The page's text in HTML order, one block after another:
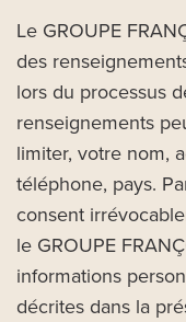
Le GROUPE
des
lors du processus
renseignements
limiter, votre nom,
téléphone, pays.
consent
le GROUPE
informations
décrites dans la